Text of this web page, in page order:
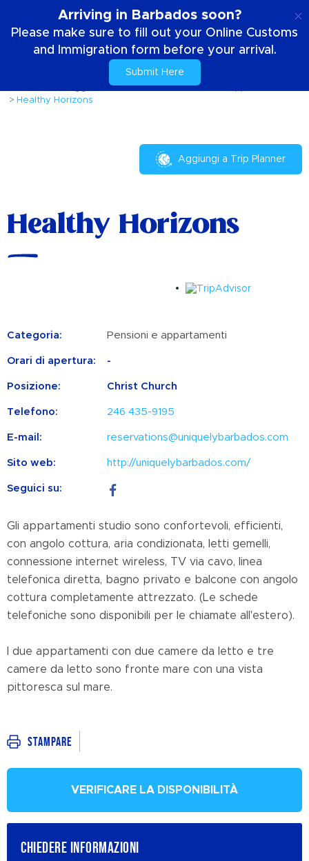
Arriving in Barbados soon?
Please make sure to fill out your Online Customs
and Immigration form before your arrival.
Submit Here
Dove stare
Pensioni e appartamenti
Healthy Horizons
Aggiungi a Trip Planner
Healthy Horizons
Categoria: Pensioni e appartamenti
Orari di apertura: -
Posizione: Christ Church
Telefono: 246 435-9195
E-mail: reservations@uniquelybarbados.com
Sito web: http://uniquelybarbados.com/
Seguici su:
Gli appartamenti studio sono confortevoli, efficienti,
con angolo cottura, aria condizionata, letti gemelli,
connessione internet wireless, TV via cavo, linea
telefonica diretta, bagno privato e balcone con angolo
cottura completamente attrezzato. (Le schede
telefoniche sono disponibili per le chiamate all'estero).
I due appartamenti con due camere da letto e tre
camere da letto sono fronte mare con una vista
pittoresca sul mare.
Stampare
VERIFICARE LA DISPONIBILITÀ
CHIEDERE INFORMAZIONI